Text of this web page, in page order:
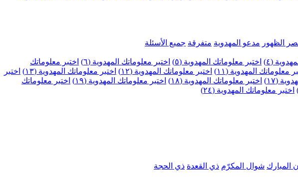
الظهور مدعو المهدوية متفرقة جميع الأسئلة
(٤) اختبر معلوماتك المهدوية (٥) اختبر معلوماتك المهدوية (٦)
اختبر معلوماتك
معلوماتك المهدوية (١١) اختبر معلوماتك المهدوية (١٢) اختبر معلوماتك المهدوية (١٣)
اختبر
(١٧) اختبر معلوماتك المهدوية (١٨) اختبر معلوماتك المهدوية (١٩)
اختبر معلوماتك
اختبر معلوماتك المهدوية (٢٤)
المبارك شوال المكرّم ذي القعدة ذي الحجة